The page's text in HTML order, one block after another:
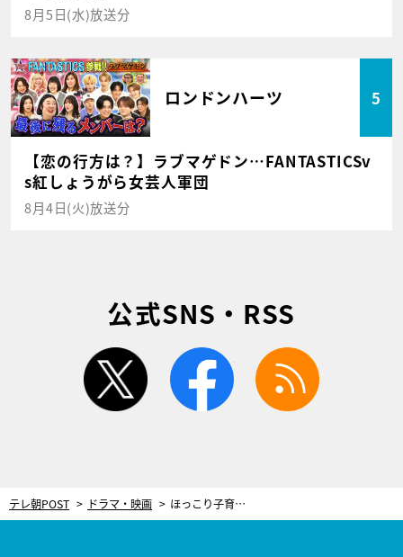
8月5日(水)放送分
ロンドンハーツ 5
【恋の行方は？】ラブマゲドン…FANTASTICSv
s紅しょうがら女芸人軍団
8月4日(火)放送分
公式SNS・RSS
twitter facebook
テレ朝POST ドラマ・映画 ほっこり子育てドラマで流血沙汰…雰囲気一変のシリアス衝撃展開＜パパと親父のウチご飯＞